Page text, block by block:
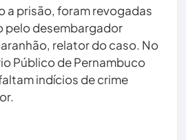
a prisão, foram revogadas
pelo desembargador
relator do caso. No
Público de Pernambuco
indícios de crime